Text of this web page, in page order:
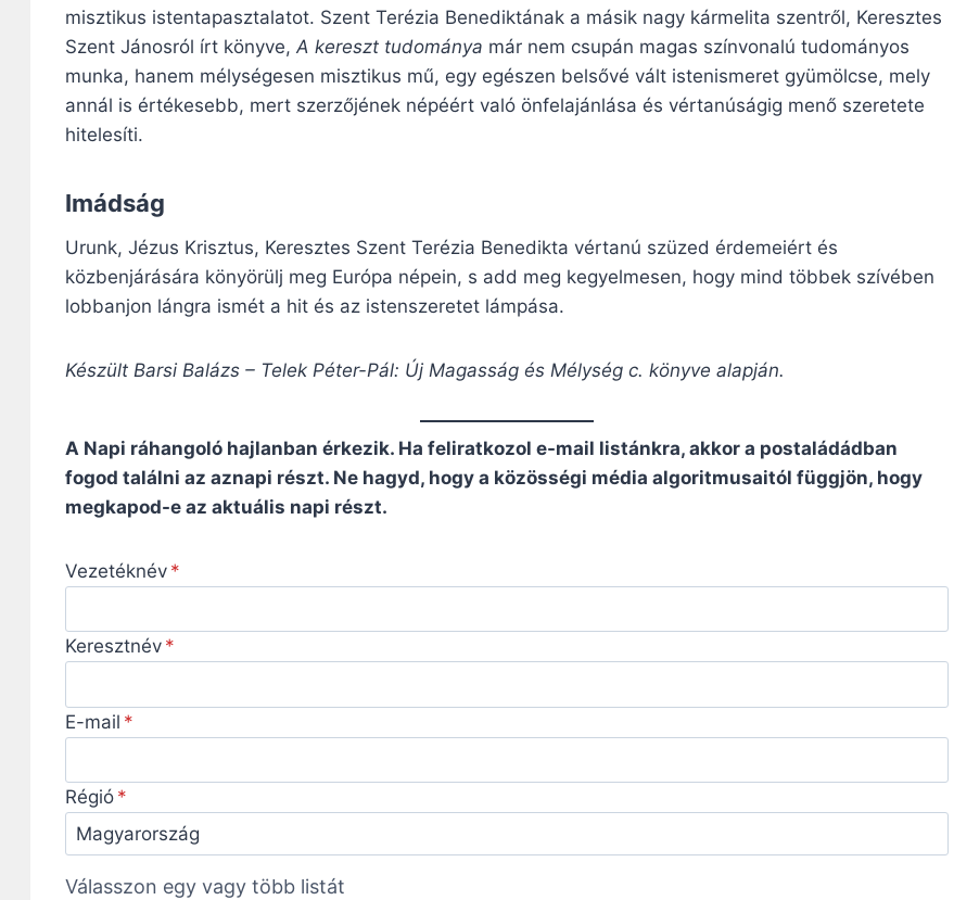
misztikus istentapasztalatot. Szent Terézia Benediktának a másik nagy kármelita szentről, Keresztes
Szent Jánosról írt könyve, A kereszt tudománya már nem csupán magas színvonalú tudományos
munka, hanem mélységesen misztikus mű, egy egészen belsővé vált istenismeret gyümölcse, mely
annál is értékesebb, mert szerzőjének népéért való önfelajánlása és vértanúságig menő szeretete
hitelesíti.
Imádság
Urunk, Jézus Krisztus, Keresztes Szent Terézia Benedikta vértanú szüzed érdemeiért és
közbenjárására könyörülj meg Európa népein, s add meg kegyelmesen, hogy mind többek szívében
lobbanjon lángra ismét a hit és az istenszeretet lámpása.
Készült Barsi Balázs – Telek Péter-Pál: Új Magasság és Mélység c. könyve alapján.
A Napi ráhangoló hajlanban érkezik. Ha feliratkozol e-mail listánkra, akkor a postaládádban
fogod találni az aznapi részt. Ne hagyd, hogy a közösségi média algoritmusaitól függjön, hogy
megkapod-e az aktuális napi részt.
Vezetéknév
Keresztnév
E-mail
Régió
Válasszon egy vagy több listát